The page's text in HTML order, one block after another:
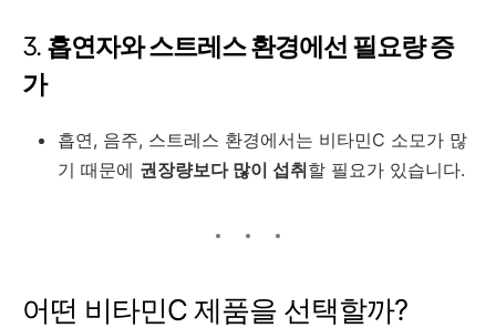
3. 흡연자와 스트레스 환경에선 필요량 증
가
흡연, 음주, 스트레스 환경에서는 비타민C 소모가 많
기 때문에 권장량보다 많이 섭취할 필요가 있습니다.
어떤 비타민C 제품을 선택할까?